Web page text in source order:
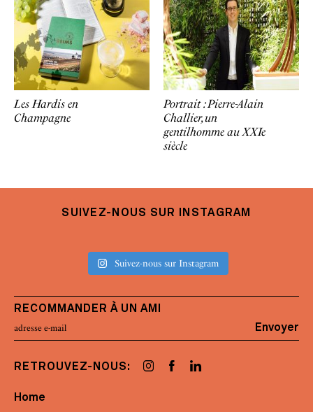
Les Hardis en
Champagne
Portrait : Pierre-Alain
Challier, un
gentilhomme au XXIe
siècle
SUIVEZ-NOUS SUR INSTAGRAM
Suivez-nous sur Instagram
RECOMMANDER À UN AMI
Envoyer
RETROUVEZ-NOUS:
Home